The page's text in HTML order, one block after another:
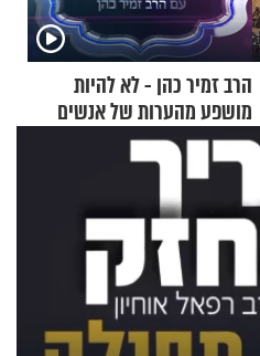
הרב זמיר כהן - לא להיות
מושפע מהערות של אנשים